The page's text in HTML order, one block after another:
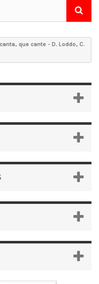
que cante - D. Loddo, C.